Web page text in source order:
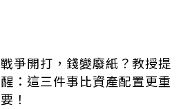
戰爭開打，錢變廢紙？教授提
醒：這三件事比資產配置更重
要！